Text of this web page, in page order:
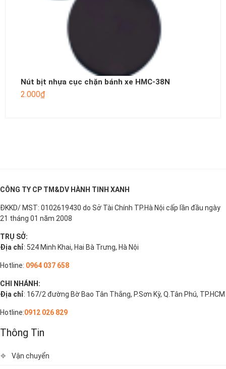
Nút bịt nhựa cục chặn bánh xe HMC-38N
2.000₫
CÔNG TY CP TM&DV HÀNH TINH XANH
ĐKKD/ MST: 0102619430 do Sở Tài Chính TP.Hà Nội cấp lần đầu ngày
21 tháng 01 năm 2008
TRỤ SỞ:
Địa chỉ: 524 Minh Khai, Hai Bà Trưng, Hà Nội
Hotline: 0964 037 658
CHI NHÁNH:
Địa chỉ: 167/2 đường Bờ Bao Tân Thắng, P.Sơn Kỳ, Q.Tân Phú, TP.HCM
Hotline:0912 026 829
Thông Tin
Vận chuyển